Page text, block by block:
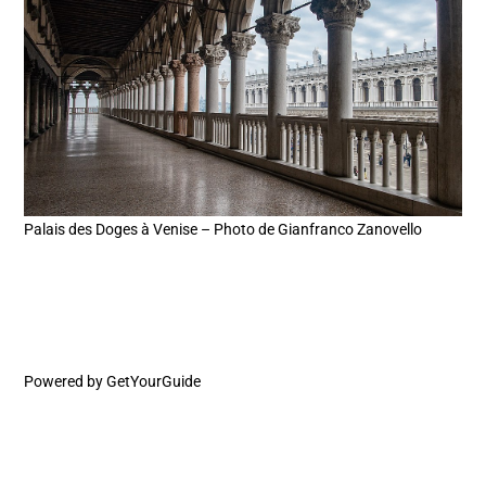
Palais des Doges à Venise – Photo de Gianfranco Zanovello
Powered byGetYourGuide